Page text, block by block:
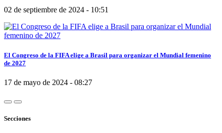
02 de septiembre de 2024 - 10:51
El Congreso de la FIFA elige a Brasil para organizar el Mundial femenino
de 2027
17 de mayo de 2024 - 08:27
Secciones